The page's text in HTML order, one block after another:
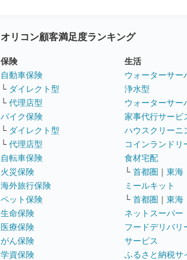
オリコン顧客満足度ランキング
保険
自動車保険
└ ダイレクト型
└ 代理店型
バイク保険
└ ダイレクト型
└ 代理店型
自転車保険
火災保険
海外旅行保険
ペット保険
生命保険
医療保険
がん保険
学資保険
生活
ウォーターサー
浄水型
ウォーターサー
家事代行サービ
ハウスクリーニ
コインランドリ
食材宅配
└ 首都圏 ｜ 東海
ミールキット
└ 首都圏 ｜ 東海
ネットスーパー
フードデリバリ
サービス
ふるさと納税サ